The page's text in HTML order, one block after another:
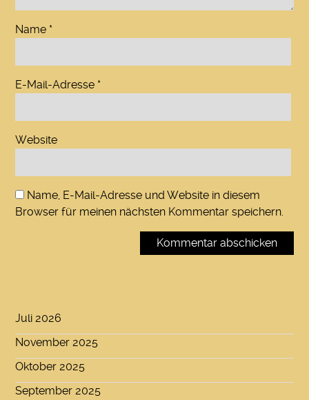
Name *
E-Mail-Adresse *
Website
Name, E-Mail-Adresse und Website in diesem
Browser für meinen nächsten Kommentar speichern.
Juli 2026
November 2025
Oktober 2025
September 2025